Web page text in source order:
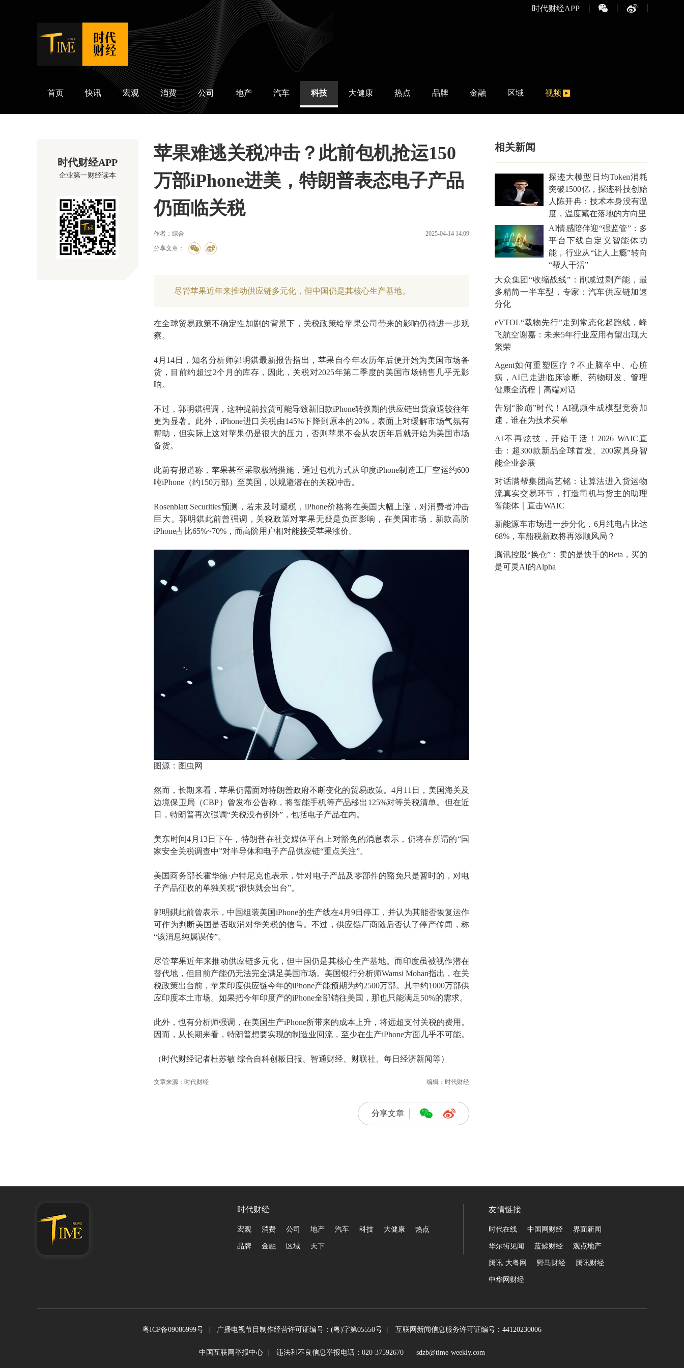
时代财经APP
时代财经
首页 快讯 宏观 消费 公司 地产 汽车 科技 大健康 热点 品牌 金融 区域 视频
时代财经APP
企业第一财经读本
苹果难逃关税冲击？此前包机抢运150
万部iPhone进美，特朗普表态电子产品
仍面临关税
作者：综合 2025-04-14 14:09
分享文章：
尽管苹果近年来推动供应链多元化，但中国仍是其核心生产基地。
在全球贸易政策不确定性加剧的背景下，关税政策给苹果公司带来的影响仍待进一步观
察。
4月14日，知名分析师郭明錤最新报告指出，苹果自今年农历年后便开始为美国市场备
货，目前约超过2个月的库存，因此，关税对2025年第二季度的美国市场销售几乎无影
响。
不过，郭明錤强调，这种提前拉货可能导致新旧款iPhone转换期的供应链出货衰退较往年
更为显著。此外，iPhone进口关税由145%下降到原本的20%，表面上对缓解市场气氛有
帮助，但实际上这对苹果仍是很大的压力，否则苹果不会从农历年后就开始为美国市场
备货。
此前有报道称，苹果甚至采取极端措施，通过包机方式从印度iPhone制造工厂空运约600
吨iPhone（约150万部）至美国，以规避潜在的关税冲击。
Rosenblatt Securities预测，若未及时避税，iPhone价格将在美国大幅上涨，对消费者冲击
巨大。郭明錤此前曾强调，关税政策对苹果无疑是负面影响，在美国市场，新款高阶
iPhone占比65%~70%，而高阶用户相对能接受苹果涨价。
图源：图虫网
然而，长期来看，苹果仍需面对特朗普政府不断变化的贸易政策。4月11日，美国海关及
边境保卫局（CBP）曾发布公告称，将智能手机等产品移出125%对等关税清单。但在近
日，特朗普再次强调“关税没有例外”，包括电子产品在内。
美东时间4月13日下午，特朗普在社交媒体平台上对豁免的消息表示，仍将在所谓的“国
家安全关税调查中”对半导体和电子产品供应链“重点关注”。
美国商务部长霍华德·卢特尼克也表示，针对电子产品及零部件的豁免只是暂时的，对电
子产品征收的单独关税“很快就会出台”。
郭明錤此前曾表示，中国组装美国iPhone的生产线在4月9日停工，并认为其能否恢复运作
可作为判断美国是否取消对华关税的信号。不过，供应链厂商随后否认了停产传闻，称
“该消息纯属误传”。
尽管苹果近年来推动供应链多元化，但中国仍是其核心生产基地。而印度虽被视作潜在
替代地，但目前产能仍无法完全满足美国市场。美国银行分析师Wamsi Mohan指出，在关
税政策出台前，苹果印度供应链今年的iPhone产能预期为约2500万部。其中约1000万部供
应印度本土市场。如果把今年印度产的iPhone全部销往美国，那也只能满足50%的需求。
此外，也有分析师强调，在美国生产iPhone所带来的成本上升，将远超支付关税的费用。
因而，从长期来看，特朗普想要实现的制造业回流，至少在生产iPhone方面几乎不可能。
（时代财经记者杜苏敏 综合自科创板日报、智通财经、财联社、每日经济新闻等）
文章来源：时代财经 编辑：时代财经
分享文章
相关新闻
探迹大模型日均Token消耗
突破1500亿，探迹科技创始
人陈开冉：技术本身没有温
度，温度藏在落地的方向里
AI情感陪伴迎“强监管”：多
平台下线自定义智能体功
能，行业从“让人上瘾”转向
“帮人干活”
大众集团“收缩战线”：削减过剩产能，最
多精简一半车型，专家：汽车供应链加速
分化
eVTOL“载物先行”走到常态化起跑线，峰
飞航空谢嘉：未来5年行业应用有望出现大
繁荣
Agent如何重塑医疗？不止脑卒中、心脏
病，AI已走进临床诊断、药物研发、管理
健康全流程｜高端对话
告别“脸崩”时代！AI视频生成模型竞赛加
速，谁在为技术买单
AI不再炫技，开始干活！2026 WAIC直
击：超300款新品全球首发、200家具身智
能企业参展
对话满帮集团高艺铭：让算法进入货运物
流真实交易环节，打造司机与货主的助理
智能体｜直击WAIC
新能源车市场进一步分化，6月纯电占比达
68%，车船税新政将再添顺风局？
腾讯控股“换仓”：卖的是快手的Beta，买的
是可灵AI的Alpha
时代财经
宏观 消费 公司 地产 汽车 科技 大健康 热点
品牌 金融 区域 天下
友情链接
时代在线 中国网财经 界面新闻
华尔街见闻 蓝鲸财经 观点地产
腾讯·大粤网 野马财经 腾讯财经
中华网财经
粤ICP备09086999号 广播电视节目制作经营许可证编号：(粤)字第05550号 互联网新闻信息服务许可证编号：44120230006
中国互联网举报中心 违法和不良信息举报电话：020-37592670 sdzb@time-weekly.com